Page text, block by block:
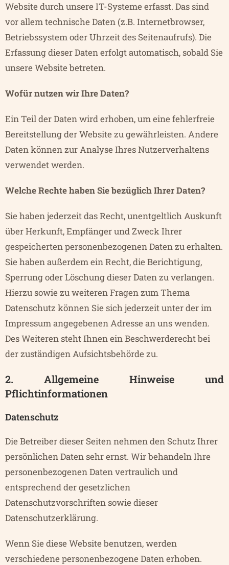
Website durch unsere IT-Systeme erfasst. Das sind
vor allem technische Daten (z.B. Internetbrowser,
Betriebssystem oder Uhrzeit des Seitenaufrufs). Die
Erfassung dieser Daten erfolgt automatisch, sobald Sie
unsere Website betreten.
Wofür nutzen wir Ihre Daten?
Ein Teil der Daten wird erhoben, um eine fehlerfreie
Bereitstellung der Website zu gewährleisten. Andere
Daten können zur Analyse Ihres Nutzerverhaltens
verwendet werden.
Welche Rechte haben Sie bezüglich Ihrer Daten?
Sie haben jederzeit das Recht, unentgeltlich Auskunft
über Herkunft, Empfänger und Zweck Ihrer
gespeicherten personenbezogenen Daten zu erhalten.
Sie haben außerdem ein Recht, die Berichtigung,
Sperrung oder Löschung dieser Daten zu verlangen.
Hierzu sowie zu weiteren Fragen zum Thema
Datenschutz können Sie sich jederzeit unter der im
Impressumangegebenen Adresse an uns wenden.
Des Weiteren steht Ihnen ein Beschwerderecht bei
der zuständigen Aufsichtsbehörde zu.
2. Allgemeine Hinweise und
Pflichtinformationen
Datenschutz
Die Betreiber dieser Seiten nehmen den Schutz Ihrer
persönlichen Daten sehr ernst. Wir behandeln Ihre
personenbezogenen Daten vertraulich und
entsprechend der gesetzlichen
Datenschutzvorschriften sowie dieser
Datenschutzerklärung.
Wenn Sie diese Website benutzen, werden
verschiedene personenbezogene Daten erhoben.